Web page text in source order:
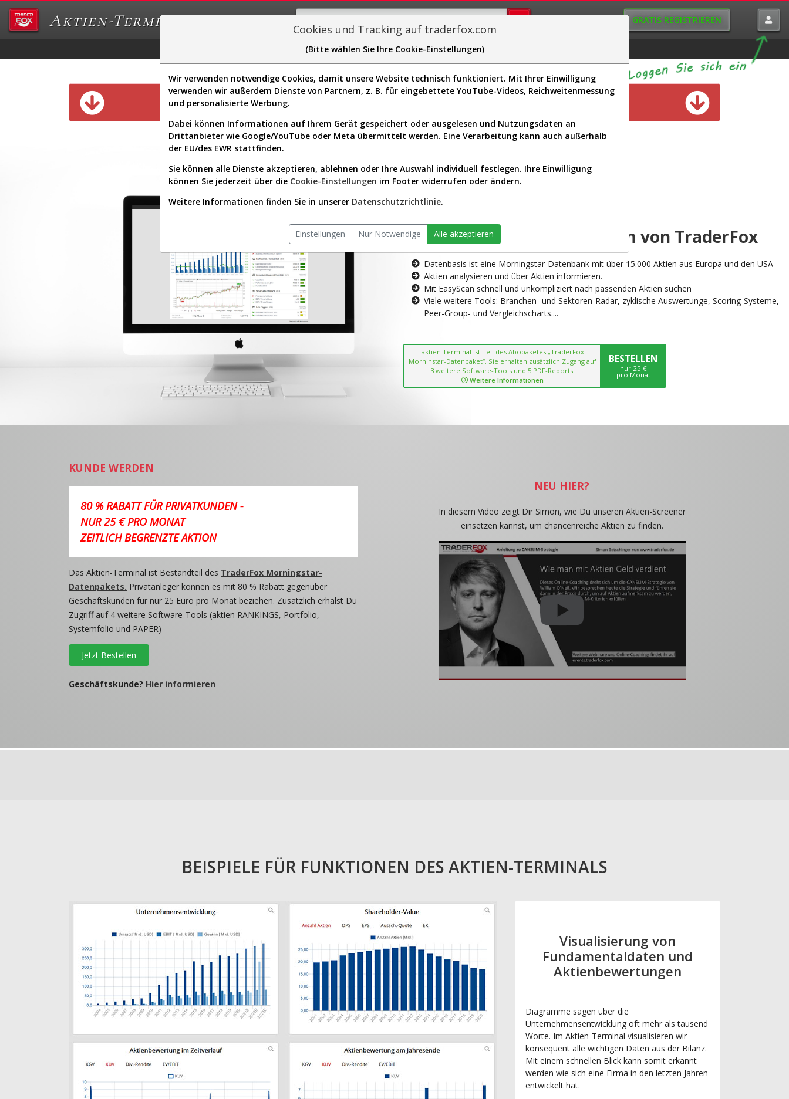
Aktien-Terminal GRATIS REGISTRIEREN
Sector-Spider Easy-Scan Visualizations
Diese Funktion ist nur für Premium-Kunden verfügbar
AKTIEN-TERMINAL
Die Aktienanalyse-Plattform von TraderFox
Datenbasis ist eine Morningstar-Datenbank mit über 15.000 Aktien aus Europa und den USA
Aktien analysieren und über Aktien informieren.
Mit EasyScan schnell und unkompliziert nach passenden Aktien suchen
Viele weitere Tools: Branchen- und Sektoren-Radar, zyklische Auswertunge, Scoring-Systeme,
Peer-Group- und Vergleichscharts....
aktien Terminal ist Teil des Abopaketes „TraderFox
Morninstar-Datenpaket“. Sie erhalten zusätzlich Zugang auf
3 weitere Software-Tools und 5 PDF-Reports.
Weitere Informationen
BESTELLEN
nur 25 €
pro Monat
KUNDE WERDEN
80 % RABATT FÜR PRIVATKUNDEN -
NUR 25 € PRO MONAT
ZEITLICH BEGRENZTE AKTION
Das Aktien-Terminal ist Bestandteil des TraderFox Morningstar-
Datenpakets. Privatanleger können es mit 80 % Rabatt gegenüber
Geschäftskunden für nur 25 Euro pro Monat beziehen. Zusätzlich erhälst Du
Zugriff auf 4 weitere Software-Tools (aktien RANKINGS, Portfolio,
Systemfolio und PAPER)
Jetzt Bestellen
Geschäftskunde? Hier informieren
NEU HIER?
In diesem Video zeigt Dir Simon, wie Du unseren Aktien-Screener
einsetzen kannst, um chancenreiche Aktien zu finden.
BEISPIELE FÜR FUNKTIONEN DES AKTIEN-TERMINALS
Visualisierung von
Fundamentaldaten und
Aktienbewertungen
Diagramme sagen über die
Unternehmensentwicklung oft mehr als tausend
Worte. Im Aktien-Terminal visualisieren wir
konsequent alle wichtigen Daten aus der Bilanz.
Mit einem schnellen Blick kann somit erkannt
werden wie sich eine Firma in den letzten Jahren
entwickelt hat.
Cookies und Tracking auf traderfox.com
(Bitte wählen Sie Ihre Cookie-Einstellungen)
Wir verwenden notwendige Cookies, damit unsere Website technisch funktioniert. Mit Ihrer Einwilligung
verwenden wir außerdem Dienste von Partnern, z. B. für eingebettete YouTube-Videos, Reichweitenmessung
und personalisierte Werbung.
Dabei können Informationen auf Ihrem Gerät gespeichert oder ausgelesen und Nutzungsdaten an
Drittanbieter wie Google/YouTube oder Meta übermittelt werden. Eine Verarbeitung kann auch außerhalb
der EU/des EWR stattfinden.
Sie können alle Dienste akzeptieren, ablehnen oder Ihre Auswahl individuell festlegen. Ihre Einwilligung
können Sie jederzeit über die Cookie-Einstellungen im Footer widerrufen oder ändern.
Weitere Informationen finden Sie in unserer Datenschutzrichtlinie.
Einstellungen Nur Notwendige Alle akzeptieren